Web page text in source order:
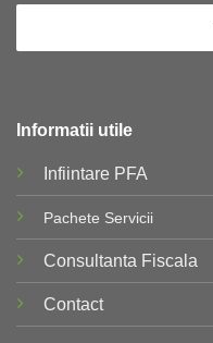
Informatii utile
Infiintare PFA
Pachete Servicii
Consultanta Fiscala
Contact